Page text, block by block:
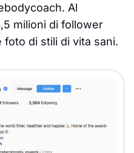
Al
milioni di follower
di stili di vita sani.